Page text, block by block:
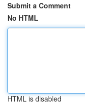
Submit a Comment
No HTML
HTML is disabled